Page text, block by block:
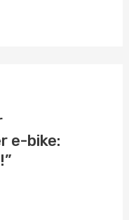
e-bike: